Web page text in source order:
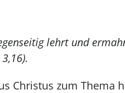
lehrt und
Christus zum Thema